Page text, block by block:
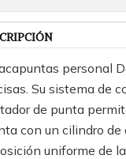
personal
Su sistema de
de punta
con un cilindro
uniforme de